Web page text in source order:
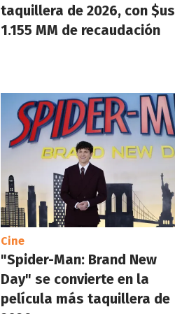
taquillera de 2026, con $us
1.155 MM de recaudación
Cine
"Spider-Man: Brand New
Day" se convierte en la
película más taquillera de